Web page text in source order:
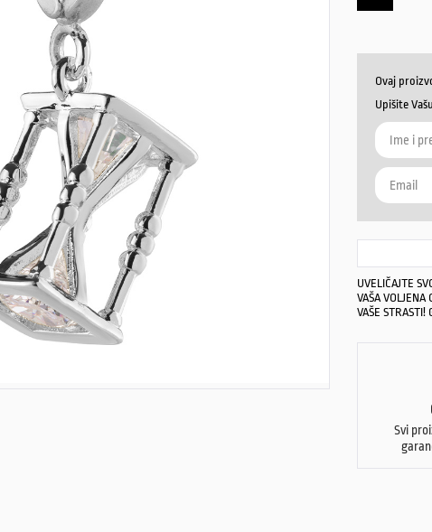
Ovaj
Upišite
UVELIČAJTE
VAŠA VOLJENA
VAŠE STRASTI!
Svi